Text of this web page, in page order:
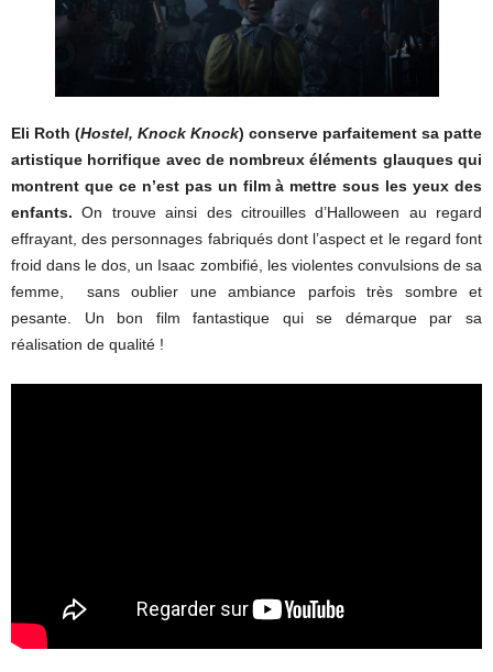
Eli Roth (Hostel, Knock Knock) conserve parfaitement sa patte
artistique horrifique avec de nombreux éléments glauques qui
montrent que ce n’est pas un film à mettre sous les yeux des
enfants. On trouve ainsi des citrouilles d’Halloween au regard
effrayant, des personnages fabriqués dont l’aspect et le regard font
froid dans le dos, un Isaac zombifié, les violentes convulsions de sa
femme, sans oublier une ambiance parfois très sombre et
pesante. Un bon film fantastique qui se démarque par sa
réalisation de qualité !